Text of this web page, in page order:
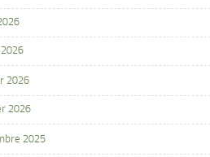
2026
2026
2025